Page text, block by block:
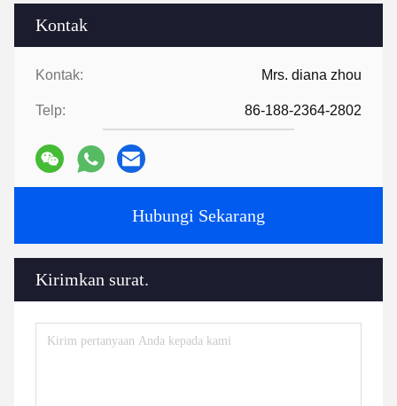
Kontak
Kontak: Mrs. diana zhou
Telp: 86-188-2364-2802
Hubungi Sekarang
Kirimkan surat.